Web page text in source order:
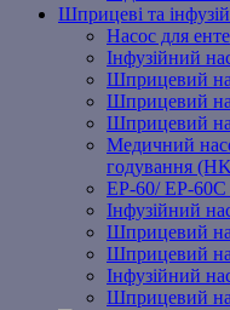
Шприцеві та
Насос для
Інфузійний
Шприцевий
Шприцевий
Шприцевий
Медичний
годування
EP-60/ EP-60C
Інфузійний
Шприцевий
Шприцевий
Інфузійний
Шприцевий